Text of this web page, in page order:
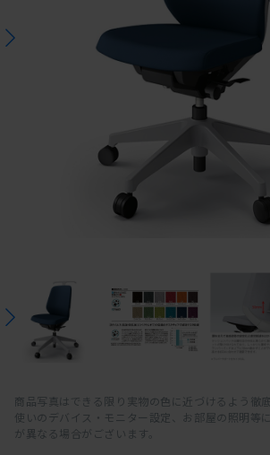
商品写真はできる限り実物の色に近づけるよう徹
使いのデバイス・モニター設定、お部屋の照明等
が異なる場合がございます。